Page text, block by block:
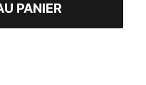
PANIER